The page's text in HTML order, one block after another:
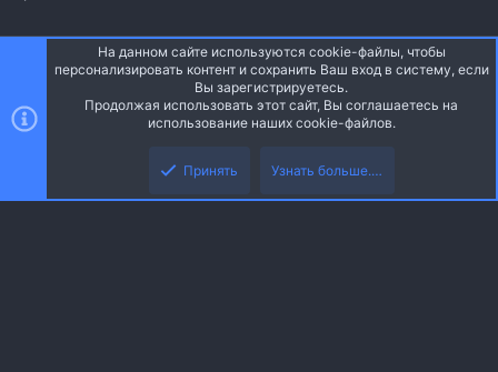
Обратная связь
Условия и правила
Политика конфиденциальности
Style and add-ons by ThemeHouse
Перевод от Jumuro ®
Запросы 15 Время 0.1721s Память 3.68MB
Верх
На данном сайте используются cookie-файлы, чтобы
персонализировать контент и сохранить Ваш вход в систему, если
Вы зарегистрируетесь.
Продолжая использовать этот сайт, Вы соглашаетесь на
использование наших cookie-файлов.
Принять Узнать больше.…